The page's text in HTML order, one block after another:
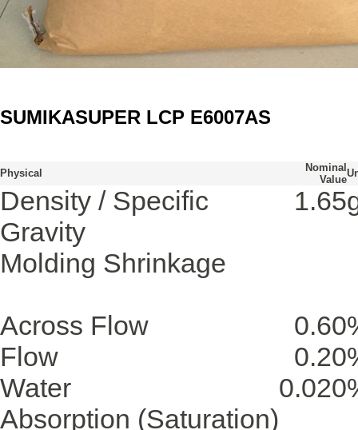
SUMIKASUPER LCP E6007AS
Physical
Nominal
Value
Density / Specific
Gravity
1.65
Molding Shrinkage
Across Flow 0.60
Flow
0.20
Water
Absorption (Saturation)
0.020